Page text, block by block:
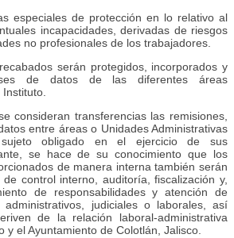
especiales de protección en lo relativo al
incapacidades, derivadas de riesgos
no profesionales de los trabajadores.
serán protegidos, incorporados y
de datos de las diferentes áreas
consideran transferencias las remisiones,
entre áreas o Unidades Administrativas
obligado en el ejercicio de sus
se hace de su conocimiento que los
de manera interna también serán
control interno, auditoría, fiscalización y,
de responsabilidades y atención de
administrativos, judiciales o laborales, así
de la relación laboral-administrativa
y el Ayuntamiento de Colotlán, Jalisco.